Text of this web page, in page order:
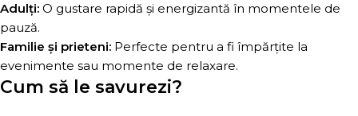
Adulți: O gustare rapidă și energizantă în momentele de
pauză.
Familie și prieteni: Perfecte pentru a fi împărțite la
evenimente sau momente de relaxare.
Cum să le savurezi?